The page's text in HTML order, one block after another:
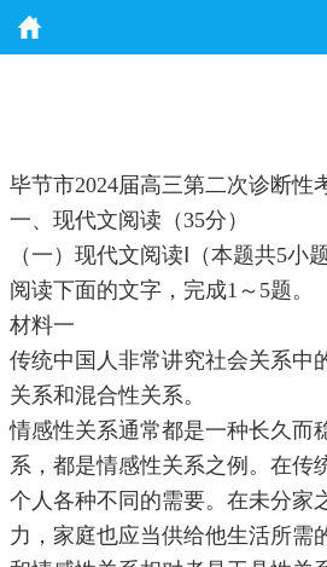
毕节市2024届高三第二次诊断性
一、现代文阅读（35分）
（一）现代文阅读Ⅰ（本题共5小
阅读下面的文字，完成1～5题。
材料一
传统中国人非常讲究社会关系中
关系和混合性关系。
情感性关系通常都是一种长久而
系，都是情感性关系之例。在传
个人各种不同的需要。在未分家
力，家庭也应当供给他生活所需